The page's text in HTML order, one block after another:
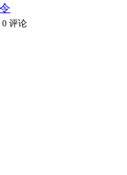
0 评论